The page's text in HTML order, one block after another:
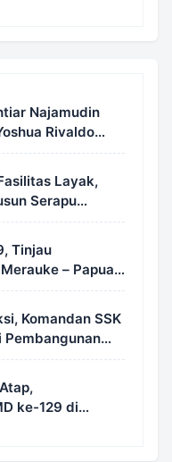
Najamudin
Rivaldo
Hukum
Layak,
Serapu
Tinjau
– Papua
Komandan SSK
Pembangunan
ke-129 di